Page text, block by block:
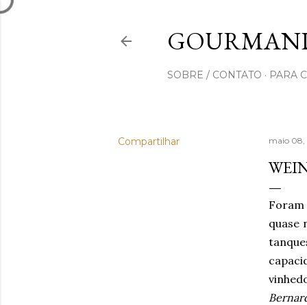
SOBRE / CONTATO PARA
Compartilhar maio 08,
quase